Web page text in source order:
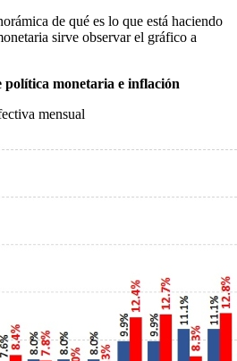
de qué es lo que está haciendo
sirve observar el gráfico a
política monetaria e inflación
mensual